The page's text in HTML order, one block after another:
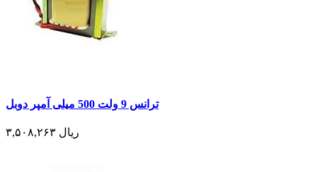
ترانس 9 ولت 500 میلی آمپر دوبل
۳,۵۰۸,۲۶۳ ریال